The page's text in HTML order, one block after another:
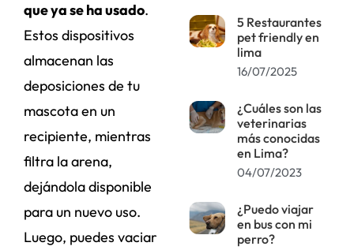
que ya se ha usado.
Estos dispositivos
almacenan las
deposiciones de tu
mascota en un
recipiente, mientras
filtra la arena,
dejándola disponible
para un nuevo uso.
Luego, puedes vaciar
5 Restaurantes
pet friendly en
lima
16/07/2025
¿Cuáles son las
veterinarias
más conocidas
en Lima?
04/07/2023
¿Puedo viajar
en bus con mi
perro?